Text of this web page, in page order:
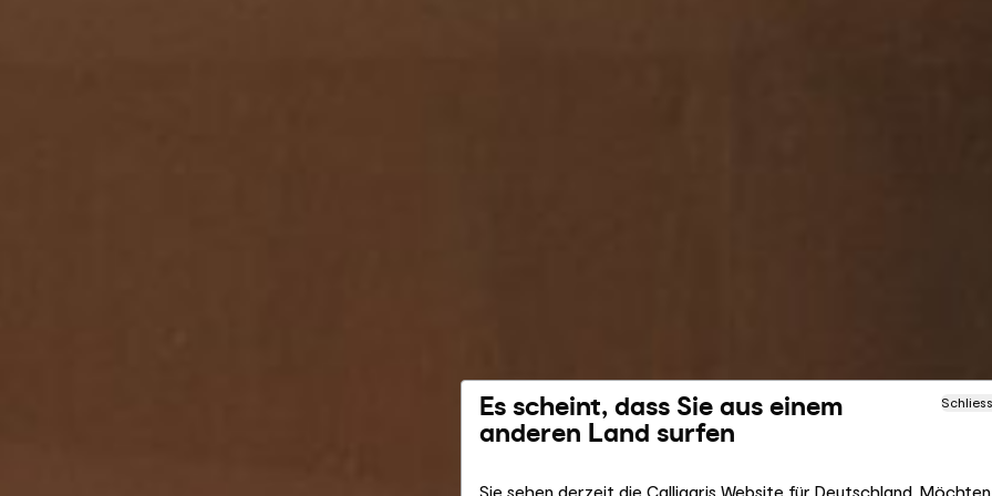
Es scheint, dass Sie aus einem
anderen Land surfen
Sie sehen derzeit die Calligaris Website für Deutschland. Möchten